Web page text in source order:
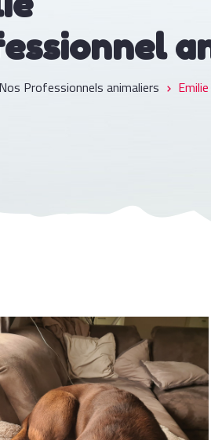
Nos Professionnels animaliers Emilie